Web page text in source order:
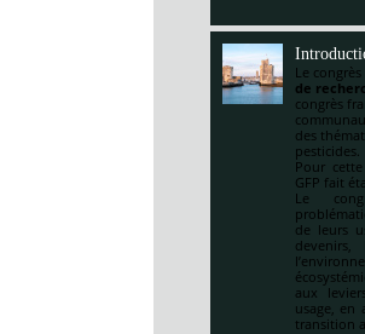
Le
de
congrès
des
pesticides.
Pour
GFP fait
Le
de leurs
devenirs,
aux
usage, en
transition